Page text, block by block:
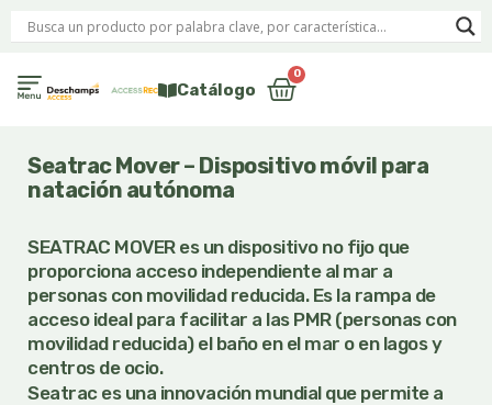
al
contenido
Catálogo
0
Carrito
Seatrac Mover – Dispositivo móvil para
natación autónoma
SEATRAC MOVER es un dispositivo no fijo que
proporciona acceso independiente al mar a
personas con movilidad reducida. Es la rampa de
acceso ideal para facilitar a las PMR (personas con
movilidad reducida) el baño en el mar o en lagos y
centros de ocio.
Seatrac es una innovación mundial que permite a